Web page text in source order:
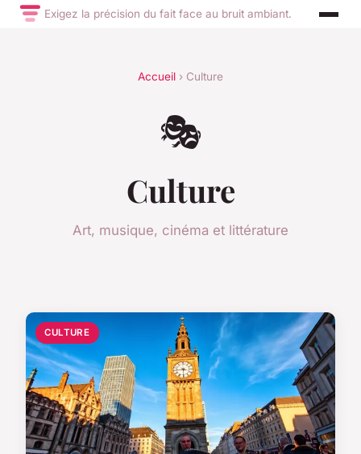
Exigez la précision du fait face au bruit ambiant.
Accueil › Culture
🎭
Culture
Art, musique, cinéma et littérature
CULTURE